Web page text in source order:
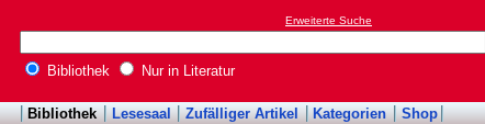
Erweiterte Suche
Bibliothek Nur in Literatur
Bibliothek Lesesaal Zufälliger Artikel Kategorien Shop